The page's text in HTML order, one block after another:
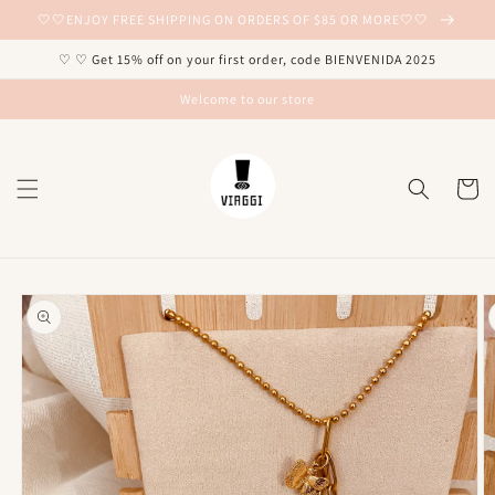
directamente
al contenido
🤍🤍ENJOY FREE SHIPPING ON ORDERS OF $85 OR MORE🤍🤍
♡ ♡ Get 15% off on your first order, code BIENVENIDA 2025
Welcome to our store
Carrito
directamente
a la
información
del producto